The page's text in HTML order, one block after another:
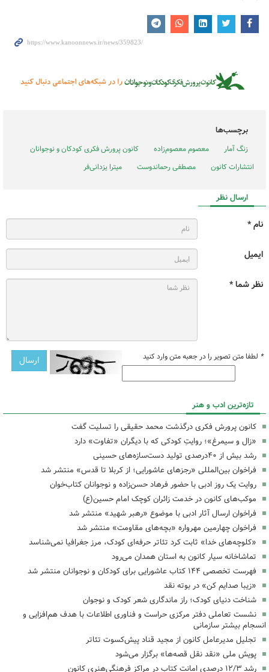
برچسب‌ها
زنگ آمار معصوم معصوم‌زاده
کانون پرورش فکری کودکان و نوجوانان
انتشارات کانون
مصطفی رحماندوست میترا یزدانی‌فر
ارسال نظر
نام *
ایمیل
نظر شما *
* لطفا متن تصویر را در جعبه متن وارد کنید
تازه‌ترین ادب و هنر
کانون پرورش فکری درگذشت محمد حقیقی را تسلیت گفت
«زال و سیمرغ»؛ روایتِ کودکی که با دیگران «تفاوت» دارد
رشد بیش از ۴۰درصدی تولید دست‌سازه‌های حسینی
فراخوان بین‌المللی «رجزهای عاشورایی؛ از کربلا تا قدس» منتشر شد
روایت یک روز ادبی با حضور فرهاد حسن‌زاده و نوجوانان کتاب‌خوان
موکب‌های کانون در خدمت زائران کوچک امام حسین(ع)
فراخوان ارسال آثار ادبی با موضوع «رهبر شهید» منتشر شد
فراخوان چهارمین مهرواره «بچه‌های مقاومت» منتشر شد
«کلوچه‌های خدا» ثابت کرد تئاتر حرفه‌ای کودک، مرز جغرافیا نمی‌شناسد
تماشاخانه سیار کانون به استان همدان می‌رود
فهرست تخصصی ۱۴۴ کتاب عاشورایی برای کودکان و نوجوانان منتشر شد
«زیبا صدایم کن» در بوته نقد
شناخت دنیای کودک؛ راز ماندگاری شعر کودک و نوجوان
نشست تعاملی دفتر مرکزی حراست و فناوری اطلاعات با هدف هم‌افزایی و
انسجام بیشتر سازمانی
تجلیل مدیرعامل کانون از مجید قناد پیش‌کسوت تئاتر
پویش ملی «نقد نقل قصه‌ها» برگزار می‌شود
رشد ۱۲/۳ درصدی امانت کتاب در مراکز فرهنگی‌هنری کانون